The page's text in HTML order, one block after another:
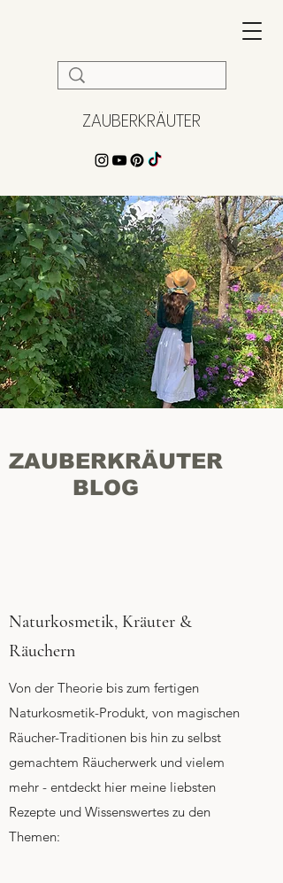
ZAUBERKRÄUTER
ZAUBERKRÄUTER
BLOG
Naturkosmetik, Kräuter &
Räuchern
Von der Theorie bis zum fertigen
Naturkosmetik-Produkt, von magischen
Räucher-Traditionen bis hin zu selbst
gemachtem Räucherwerk und vielem
mehr - entdeckt hier meine liebsten
Rezepte und Wissenswertes zu den
Themen: